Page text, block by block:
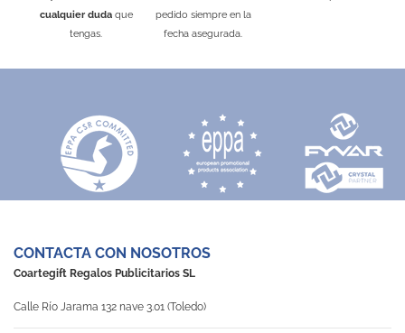
cualquier dudaque
tengas.
pedido siempre en la
fecha asegurada.
CONTACTA CON NOSOTROS
Coartegift Regalos Publicitarios SL
Calle Río Jarama 132 nave 3.01 (Toledo)